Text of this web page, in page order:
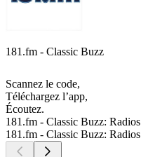
181.fm - Classic Buzz
Scannez le code,
Téléchargez l’app,
Écoutez.
181.fm - Classic Buzz:
181.fm - Classic Buzz: